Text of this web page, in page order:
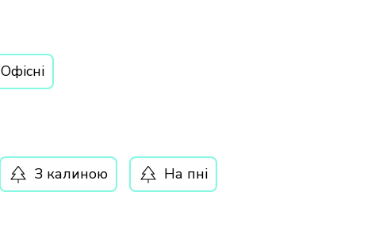
Офісні
З калиною На пні